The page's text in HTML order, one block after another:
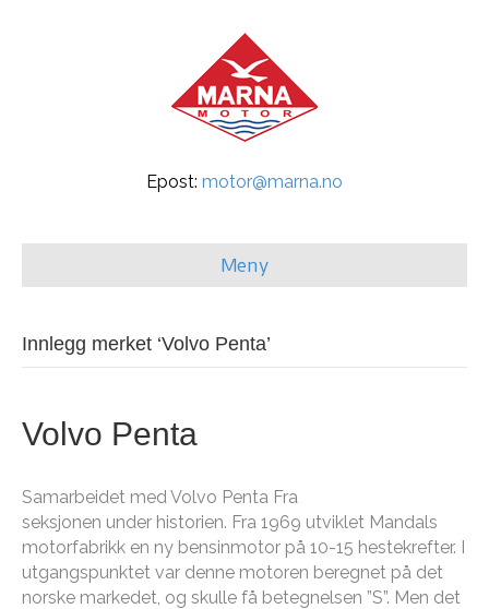
Epost: motor@marna.no
Meny
Innlegg merket ‘Volvo Penta’
Volvo Penta
Samarbeidet med Volvo Penta Fra
seksjonen under historien. Fra 1969 utviklet Mandals
motorfabrikk en ny bensinmotor på 10-15 hestekrefter. I
utgangspunktet var denne motoren beregnet på det
norske markedet, og skulle få betegnelsen ”S”. Men det